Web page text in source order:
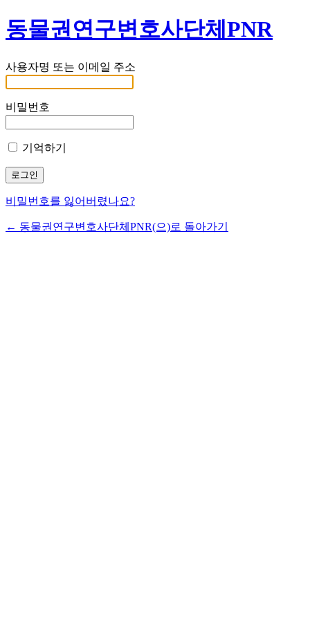
동물권연구변호사단체PNR
사용자명 또는 이메일 주소
비밀번호
기억하기
비밀번호를 잃어버렸나요?
← 동물권연구변호사단체PNR(으)로 돌아가기